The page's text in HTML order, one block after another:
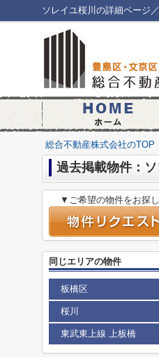
ソレイユ桜川の詳細ページ
総合不動産株式会社のTOP
過去掲載物件：ソ
▼ご希望の物件をお探
同じエリアの物件
板橋区
桜川
東武東上線 上板橋